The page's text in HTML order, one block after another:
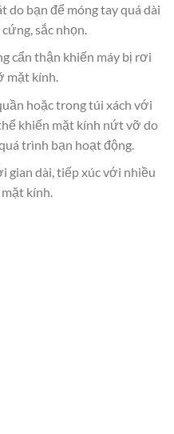
do bạn để móng tay quá dài
sắc nhọn.
cẩn thận khiến máy bị rơi
mặt kính.
hoặc trong túi xách với
khiến mặt kính nứt vỡ do
trình bạn hoạt động.
gian dài, tiếp xúc với nhiều
mặt kính.